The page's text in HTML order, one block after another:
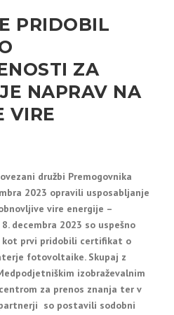
PRIDOBIL
ZA
NAPRAV NA
VIRE
družbi Premogovnika
2023 opravili usposabljanje
vire energije –
decembra 2023 so uspešno
kot prvi pridobili certifikat o
fotovoltaike. Skupaj z
izobraževalnim
za prenos znanja ter v
so postavili sodobni